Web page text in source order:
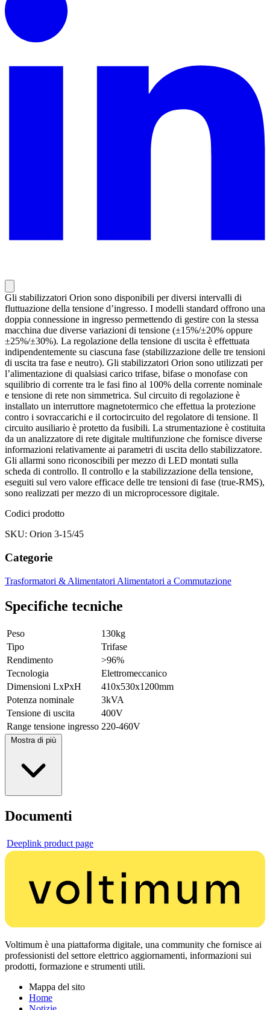
Gli stabilizzatori Orion sono disponibili per diversi intervalli di
fluttuazione della tensione d’ingresso. I modelli standard offrono una
doppia connessione in ingresso permettendo di gestire con la stessa
macchina due diverse variazioni di tensione (±15%/±20% oppure
±25%/±30%). La regolazione della tensione di uscita è effettuata
indipendentemente su ciascuna fase (stabilizzazione delle tre tensioni
di uscita tra fase e neutro). Gli stabilizzatori Orion sono utilizzati per
l’alimentazione di qualsiasi carico trifase, bifase o monofase con
squilibrio di corrente tra le fasi fino al 100% della corrente nominale
e tensione di rete non simmetrica. Sul circuito di regolazione è
installato un interruttore magnetotermico che effettua la protezione
contro i sovraccarichi e il cortocircuito del regolatore di tensione. Il
circuito ausiliario è protetto da fusibili. La strumentazione è costituita
da un analizzatore di rete digitale multifunzione che fornisce diverse
informazioni relativamente ai parametri di uscita dello stabilizzatore.
Gli allarmi sono riconoscibili per mezzo di LED montati sulla
scheda di controllo. Il controllo e la stabilizzazione della tensione,
eseguiti sul vero valore efficace delle tre tensioni di fase (true-RMS),
sono realizzati per mezzo di un microprocessore digitale.
Codici prodotto
SKU: Orion 3-15/45
Categorie
Trasformatori & Alimentatori Alimentatori a Commutazione
Specifiche tecniche
Peso
130kg
Tipo
Trifase
Rendimento
>96%
Tecnologia
Elettromeccanico
Dimensioni LxPxH
410x530x1200mm
Potenza nominale
3kVA
Tensione di uscita
400V
Range tensione ingresso 220-460V
Mostra di più
Documenti
Deeplink product page
Voltimum è una piattaforma digitale, una community che fornisce ai
professionisti del settore elettrico aggiornamenti, informazioni sui
prodotti, formazione e strumenti utili.
Mappa del sito
Home